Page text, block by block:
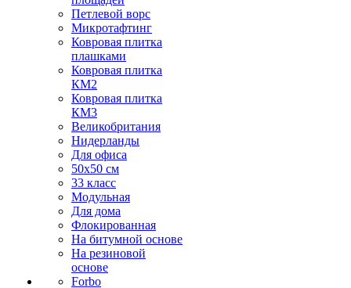
Петлевой ворс
Микротафтинг
Ковровая плитка
плашками
Ковровая плитка
КМ2
Ковровая плитка
КМ3
Великобритания
Нидерланды
Для офиса
50х50 см
33 класс
Модульная
Для дома
Флокированная
На битумной основе
На резиновой
основе
Forbo